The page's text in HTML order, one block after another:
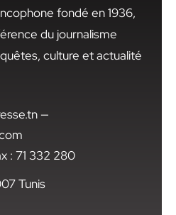
fondé en 1936,
du journalisme
culture et actualité
—
: 71 332 280
Tunis